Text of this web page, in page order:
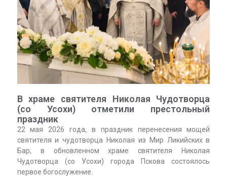
В храме святителя Николая Чудотворца
(со Усохи) отметили престольный
праздник
22 мая 2026 года, в праздник перенесения мощей
святителя и чудотворца Николая из Мир Ликийских в
Бар, в обновленном храме святителя Николая
Чудотворца (со Усохи) города Пскова состоялось
первое богослужение.